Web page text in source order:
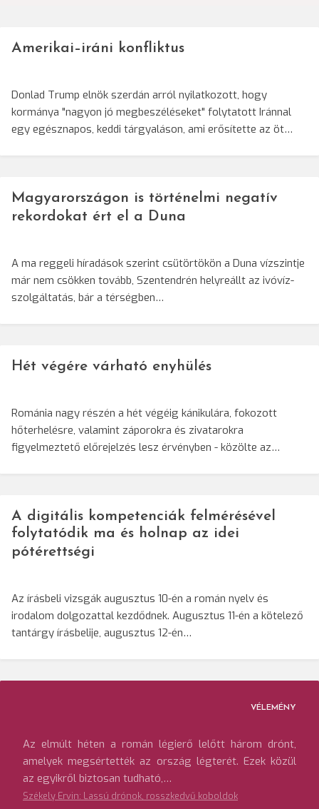
Amerikai–iráni konfliktus
Donlad Trump elnök szerdán arról nyilatkozott, hogy
kormánya "nagyon jó megbeszéléseket" folytatott Iránnal
egy egésznapos, keddi tárgyaláson, ami erősítette az öt…
Magyarországon is történelmi negatív
rekordokat ért el a Duna
A ma reggeli híradások szerint csütörtökön a Duna vízszintje
már nem csökken tovább, Szentendrén helyreállt az ivóvíz-
szolgáltatás, bár a térségben…
Hét végére várható enyhülés
Románia nagy részén a hét végéig kánikulára, fokozott
hőterhelésre, valamint záporokra és zivatarokra
figyelmeztető előrejelzés lesz érvényben - közölte az…
A digitális kompetenciák felmérésével
folytatódik ma és holnap az idei
pótérettségi
Az írásbeli vizsgák augusztus 10-én a román nyelv és
irodalom dolgozattal kezdődnek. Augusztus 11-én a kötelező
tantárgy írásbelije, augusztus 12-én…
VÉLEMÉNY
Az elmúlt héten a román légierő lelőtt három drónt,
amelyek megsértették az ország légterét. Ezek közül
az egyikről biztosan tudható,…
Székely Ervin: Lassú drónok, rosszkedvű koboldok